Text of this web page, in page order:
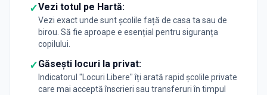
✓Vezi totul pe Hartă:
Vezi exact unde sunt școlile față de casa ta sau de
birou. Să fie aproape e esențial pentru siguranța
copilului.
✓Găsești locuri la privat:
Indicatorul "Locuri Libere" îți arată rapid școlile private
care mai acceptă înscrieri sau transferuri în timpul